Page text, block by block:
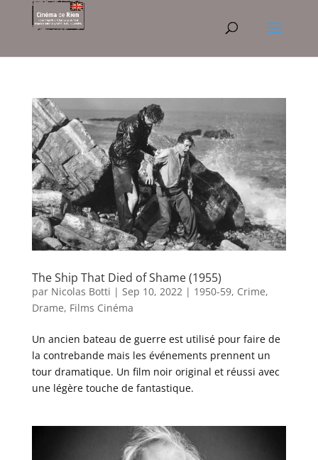
The Ship That Died of Shame (1955)
par Nicolas Botti | Sep 10, 2022 | 1950-59, Crime,
Drame, Films Cinéma
Un ancien bateau de guerre est utilisé pour faire de
la contrebande mais les événements prennent un
tour dramatique. Un film noir original et réussi avec
une légère touche de fantastique.